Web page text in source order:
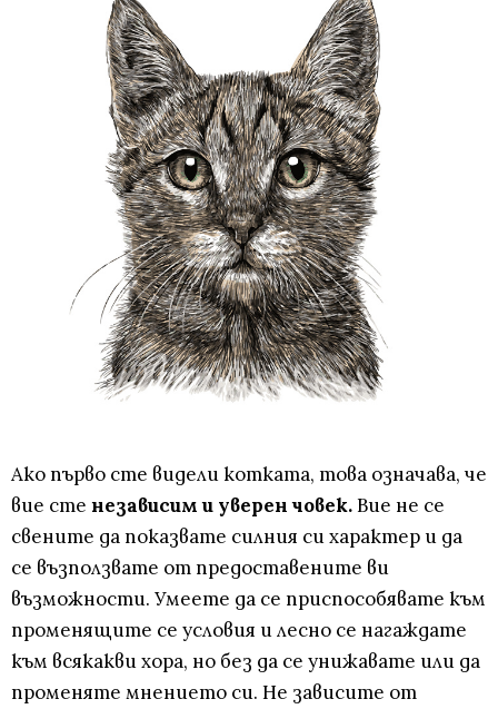
Ако първо сте видели котката, това означава, че
вие сте независим и уверен човек.Вие не се
свените да показвате силния си характер и да
се възползвате от предоставените ви
възможности. Умеете да се приспособявате към
променящите се условия и лесно се нагаждате
към всякакви хора, но без да се унижавате или да
променяте мнението си. Не зависите от